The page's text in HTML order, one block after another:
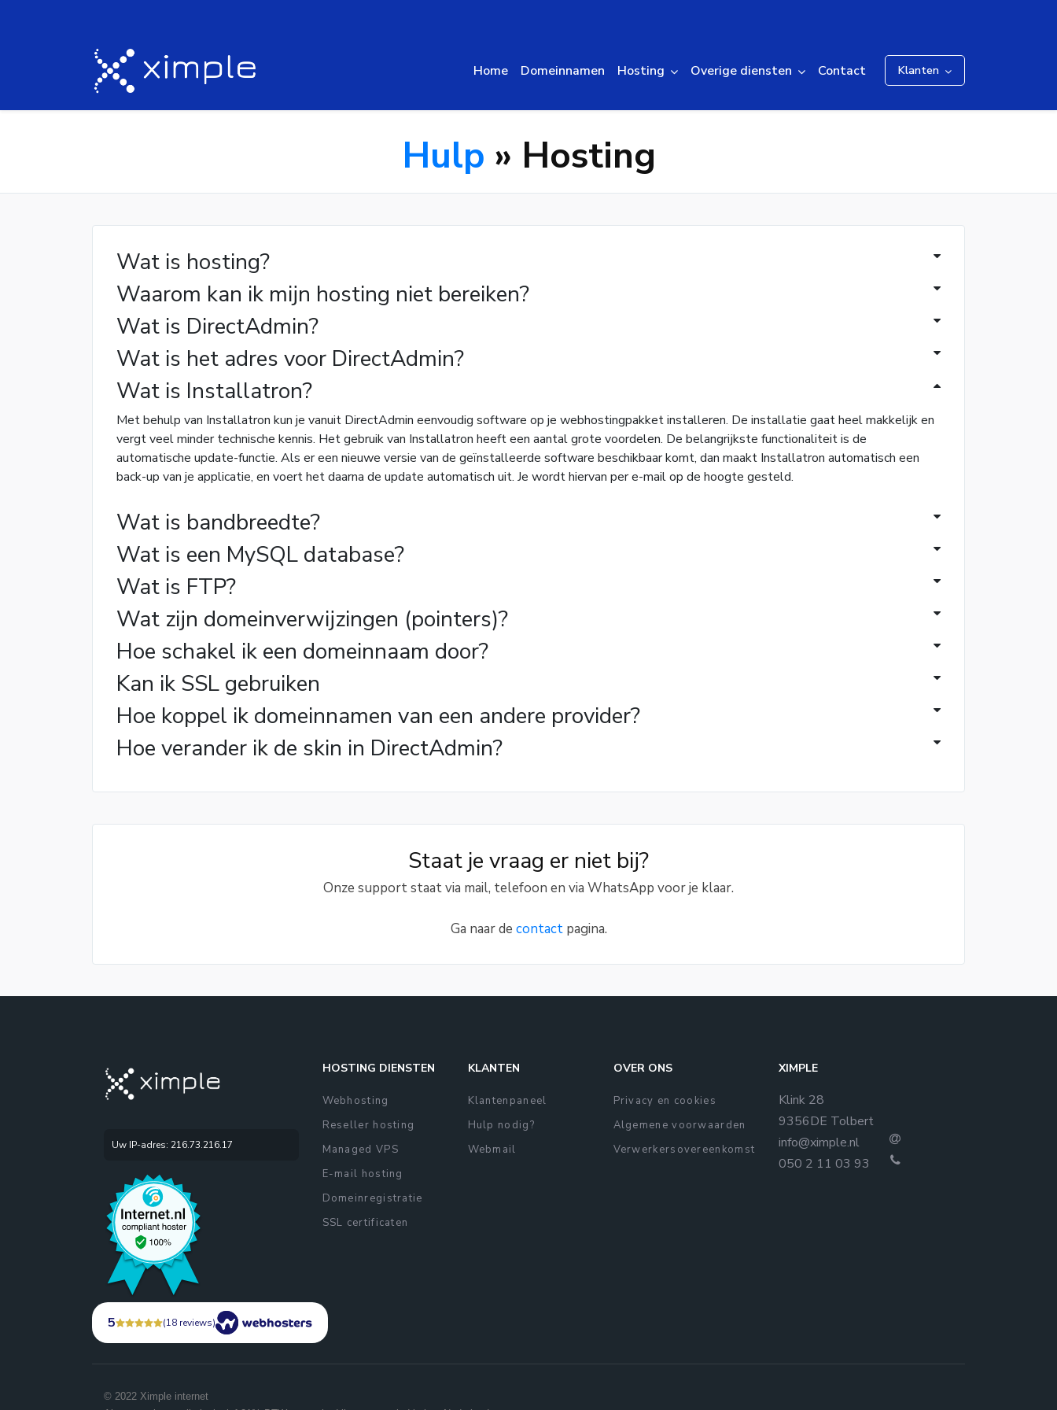
Home Domeinnamen Hosting Overige diensten Contact Klanten
Hulp » Hosting
Wat is hosting?
Waarom kan ik mijn hosting niet bereiken?
Wat is DirectAdmin?
Wat is het adres voor DirectAdmin?
Wat is Installatron?
Met behulp van Installatron kun je vanuit DirectAdmin eenvoudig software op je webhostingpakket installeren. De installatie gaat heel makkelijk en
vergt veel minder technische kennis. Het gebruik van Installatron heeft een aantal grote voordelen. De belangrijkste functionaliteit is de
automatische update-functie. Als er een nieuwe versie van de geïnstalleerde software beschikbaar komt, dan maakt Installatron automatisch een
back-up van je applicatie, en voert het daarna de update automatisch uit. Je wordt hiervan per e-mail op de hoogte gesteld.
Wat is bandbreedte?
Wat is een MySQL database?
Wat is FTP?
Wat zijn domeinverwijzingen (pointers)?
Hoe schakel ik een domeinnaam door?
Kan ik SSL gebruiken
Hoe koppel ik domeinnamen van een andere provider?
Hoe verander ik de skin in DirectAdmin?
Staat je vraag er niet bij?
Onze support staat via mail, telefoon en via WhatsApp voor je klaar.
Ga naar de contactpagina.
Uw IP-adres: 216.73.216.17
HOSTING DIENSTEN
Webhosting
Reseller hosting
Managed VPS
E-mail hosting
Domeinregistratie
SSL certificaten
KLANTEN
Klantenpaneel
Hulp nodig?
Webmail
OVER ONS
Privacy en cookies
Algemene voorwaarden
Verwerkersovereenkomst
XIMPLE
Klink 28
9356DE Tolbert
info@ximple.nl
050 2 11 03 93
5 (18 reviews)
© 2022 Ximple internet